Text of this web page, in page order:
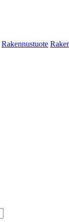
Rakennustuote